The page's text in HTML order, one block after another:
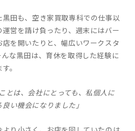
田も、空き家買取専科での仕事以
営を請け負ったり、週末にはバー
を開いたりと、幅広いワークスタ
な黒田は、育休を取得した経験に
。
とは、会社にとっても、私個人に
い機会になりました」